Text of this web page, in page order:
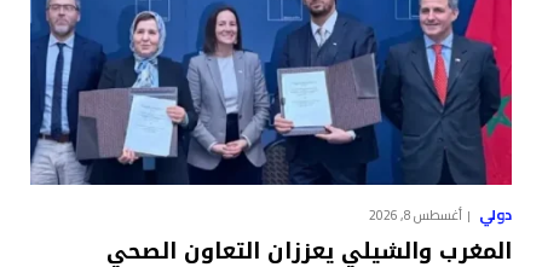
دولي أغسطس 8, 2026
المغرب والشيلي يعززان التعاون الصحي